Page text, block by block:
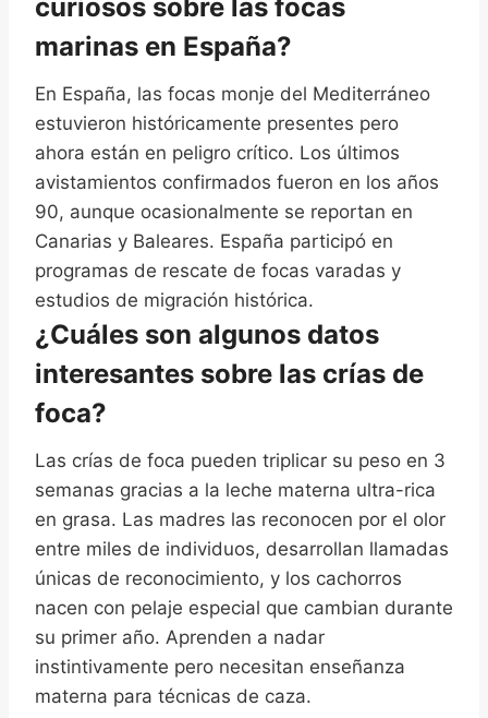
curiosos sobre las focas
marinas en España?
En España, las focas monje del Mediterráneo
estuvieron históricamente presentes pero
ahora están en peligro crítico. Los últimos
avistamientos confirmados fueron en los años
90, aunque ocasionalmente se reportan en
Canarias y Baleares. España participó en
programas de rescate de focas varadas y
estudios de migración histórica.
¿Cuáles son algunos datos
interesantes sobre las crías de
foca?
Las crías de foca pueden triplicar su peso en 3
semanas gracias a la leche materna ultra-rica
en grasa. Las madres las reconocen por el olor
entre miles de individuos, desarrollan llamadas
únicas de reconocimiento, y los cachorros
nacen con pelaje especial que cambian durante
su primer año. Aprenden a nadar
instintivamente pero necesitan enseñanza
materna para técnicas de caza.